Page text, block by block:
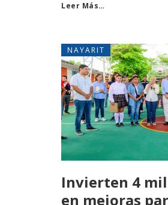
Leer Más…
NAYARIT
Invierten 4
en mejoras